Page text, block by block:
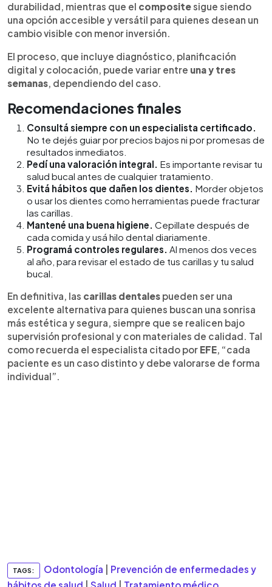
durabilidad, mientras que el compositesigue siendo
una opción accesible y versátil para quienes desean un
cambio visible con menor inversión.
El proceso, que incluye diagnóstico, planificación
digital y colocación, puede variar entre una y tres
semanas, dependiendo del caso.
Recomendaciones finales
Consultá siempre con un especialista certificado.
No te dejés guiar por precios bajos ni por promesas de
resultados inmediatos.
Pedí una valoración integral. Es importante revisar tu
salud bucal antes de cualquier tratamiento.
Evitá hábitos que dañen los dientes. Morder objetos
o usar los dientes como herramientas puede fracturar
las carillas.
Mantené una buena higiene. Cepillate después de
cada comida y usá hilo dental diariamente.
Programá controles regulares. Al menos dos veces
al año, para revisar el estado de tus carillas y tu salud
bucal.
En definitiva, las carillas dentales pueden ser una
excelente alternativa para quienes buscan una sonrisa
más estética y segura, siempre que se realicen bajo
supervisión profesional y con materiales de calidad. Tal
como recuerda el especialista citado por EFE, “cada
paciente es un caso distinto y debe valorarse de forma
individual”.
TAGS: Odontología
Prevención de enfermedades y